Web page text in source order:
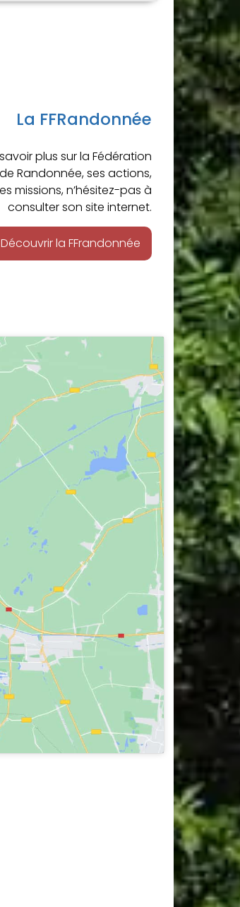
La FFRandonnée
plus sur la Fédération
Randonnée, ses actions,
missions, n’hésitez-pas à
consulter son site internet.
Découvrir la FFrandonnée